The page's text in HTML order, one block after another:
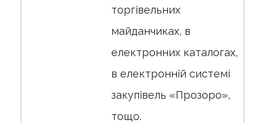
торгівельних
майданчиках, в
електронних каталогах,
в електронній системі
закупівель «Прозоро»,
тощо.